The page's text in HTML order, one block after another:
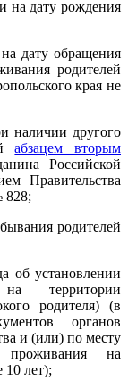
на дату рождения
дату обращения
родителей
края не
наличии другого
абзацем вторым
Российской
Правительства
828;
родителей
об установлении
территории
родителя) (в
органов
и (или) по месту
проживания на
10 лет);